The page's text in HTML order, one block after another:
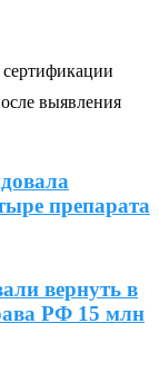
выявления
препарата
вернуть в
РФ 15 млн